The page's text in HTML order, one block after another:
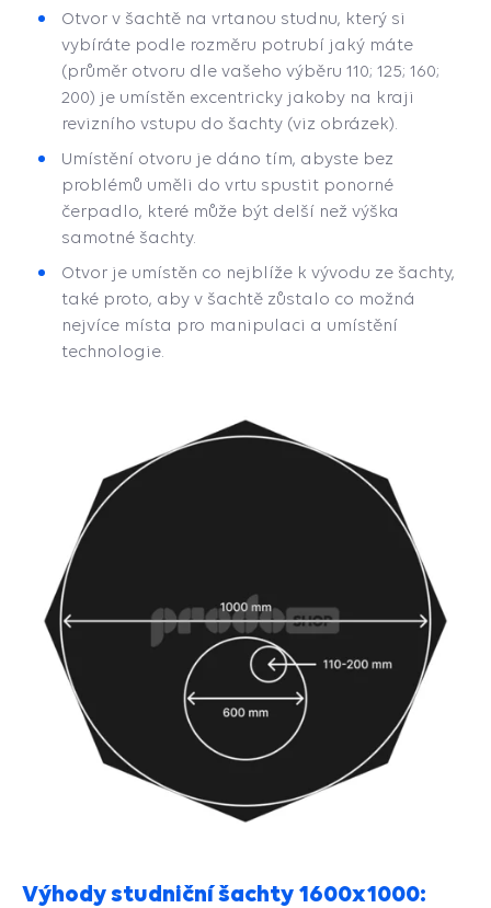
Otvor v šachtě na vrtanou studnu, který si
vybíráte podle rozměru potrubí jaký máte
(průměr otvoru dle vašeho výběru 110; 125; 160;
200) je umístěn excentricky jakoby na kraji
revizního vstupu do šachty (viz obrázek).
Umístění otvoru je dáno tím, abyste bez
problémů uměli do vrtu spustit ponorné
čerpadlo, které může být delší než výška
samotné šachty.
Otvor je umístěn co nejblíže k vývodu ze šachty,
také proto, aby v šachtě zůstalo co možná
nejvíce místa pro manipulaci a umístění
technologie.
Výhody studniční šachty 1600x1000: